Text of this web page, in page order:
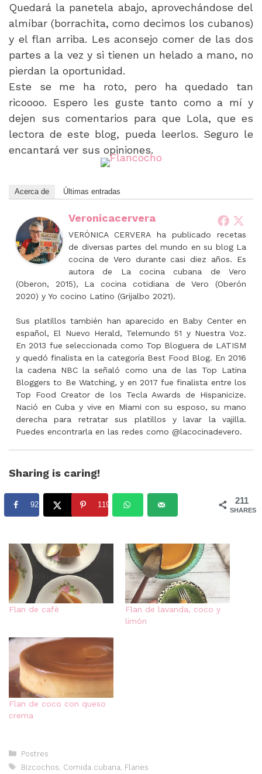
Quedará la panetela abajo, aprovechándose del
almíbar (borrachita, como decimos los cubanos)
y el flan arriba. Les aconsejo comer de las dos
partes a la vez y si tienen un helado a mano, no
pierdan la oportunidad.
Este se me ha roto, pero ha quedado tan
ricoooo. Espero les guste tanto como a mí y
dejen sus comentarios para que Lola, que es
lectora de este blog, pueda leerlos. Seguro le
encantará ver sus opiniones.
Acerca de Últimas entradas
Veronicacervera
VERÓNICA CERVERA ha publicado recetas
de diversas partes del mundo en su blog La
cocina de Vero durante casi diez años. Es
autora de La cocina cubana de Vero
(Oberon, 2015), La cocina cotidiana de Vero (Oberón
2020) y Yo cocino Latino (Grijalbo 2021).
Sus platillos también han aparecido en Baby Center en
español, El Nuevo Herald, Telemundo 51 y Nuestra Voz.
En 2013 fue seleccionada como Top Bloguera de LATISM
y quedó finalista en la categoría Best Food Blog. En 2016
la cadena NBC la señaló como una de las Top Latina
Bloggers to Be Watching, y en 2017 fue finalista entre los
Top Food Creator de los Tecla Awards de Hispanicize.
Nació en Cuba y vive en Miami con su esposo, su mano
derecha para retratar sus platillos y lavar la vajilla.
Puedes encontrarla en las redes como @lacocinadevero.
Sharing is caring!
211
SHARES
92 119
Flan de café
Flan de lavanda, coco y
limón
Flan de coco con queso
crema
Categorías
Postres
Etiquetas
Bizcochos Comida cubana Flanes